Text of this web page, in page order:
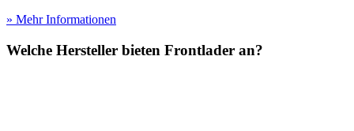
» Mehr Informationen
Welche Hersteller bieten Frontlader an?